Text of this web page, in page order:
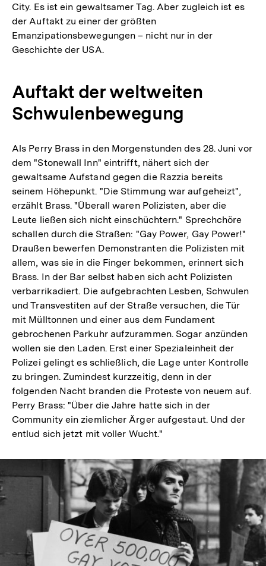
City. Es ist ein gewaltsamer Tag. Aber zugleich ist es
der Auftakt zu einer der größten
Emanzipationsbewegungen – nicht nur in der
Geschichte der USA.
Auftakt der weltweiten
Schwulenbewegung
Als Perry Brass in den Morgenstunden des 28. Juni vor
dem "Stonewall Inn" eintrifft, nähert sich der
gewaltsame Aufstand gegen die Razzia bereits
seinem Höhepunkt. "Die Stimmung war aufgeheizt",
erzählt Brass. "Überall waren Polizisten, aber die
Leute ließen sich nicht einschüchtern." Sprechchöre
schallen durch die Straßen: "Gay Power, Gay Power!"
Draußen bewerfen Demonstranten die Polizisten mit
allem, was sie in die Finger bekommen, erinnert sich
Brass. In der Bar selbst haben sich acht Polizisten
verbarrikadiert. Die aufgebrachten Lesben, Schwulen
und Transvestiten auf der Straße versuchen, die Tür
mit Mülltonnen und einer aus dem Fundament
gebrochenen Parkuhr aufzurammen. Sogar anzünden
wollen sie den Laden. Erst einer Spezialeinheit der
Polizei gelingt es schließlich, die Lage unter Kontrolle
zu bringen. Zumindest kurzzeitig, denn in der
folgenden Nacht branden die Proteste von neuem auf.
Perry Brass: "Über die Jahre hatte sich in der
Community ein ziemlicher Ärger aufgestaut. Und der
entlud sich jetzt mit voller Wucht."
In